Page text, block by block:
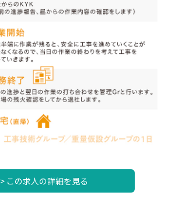
> この求人の詳細を見る